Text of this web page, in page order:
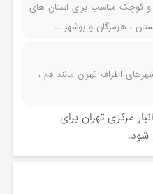
کوچک مناسب برای استان های
، هرمزگان و بوشهر ...
اطراف تهران مانند قم ،
مرکزی تهران برای
شود.